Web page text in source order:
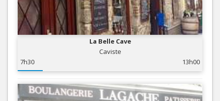
La Belle Cave
Caviste
7h30
13h00